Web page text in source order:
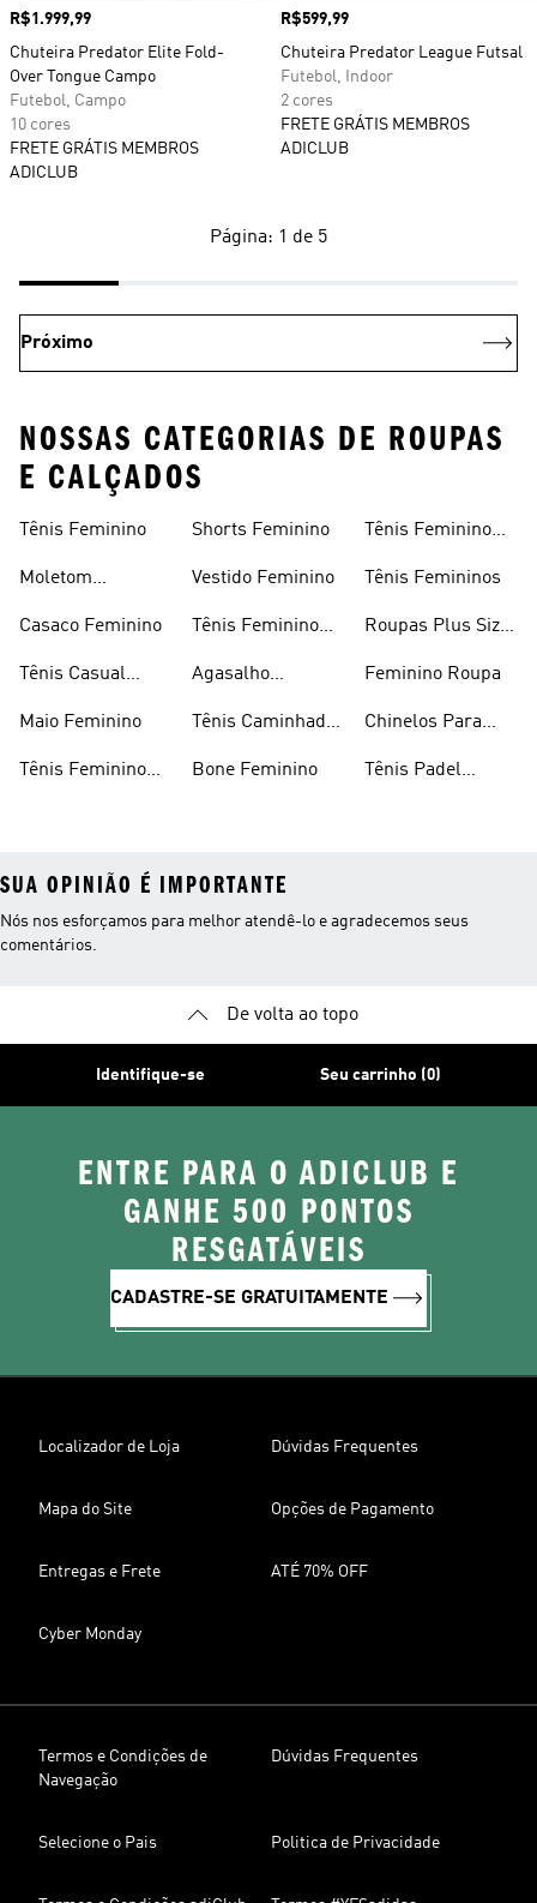
Preço
R$1.999,99
Chuteira Predator Elite Fold-
Over Tongue Campo
Futebol, Campo
10 cores
FRETE GRÁTIS MEMBROS
ADICLUB
Preço
R$599,99
Chuteira Predator League Futsal
Futebol, Indoor
2 cores
FRETE GRÁTIS MEMBROS
ADICLUB
Página: 1 de 5
Próximo
NOSSAS CATEGORIAS DE ROUPAS
E CALÇADOS
Tênis Feminino
Moletom
Casaco Feminino
Tênis Casual
Maio Feminino
Tênis Feminino
Shorts Feminino
Vestido Feminino
Tênis Feminino
Agasalho
Tênis Caminhada
Bone Feminino
Tênis Feminino
Tênis Femininos
Roupas Plus Size
Feminino Roupa
Chinelos Para
Tênis Padel
SUA OPINIÃO É IMPORTANTE
Nós nos esforçamos para melhor atendê-lo e agradecemos seus
comentários.
De volta ao topo
Identifique-se Seu carrinho (0)
ENTRE PARA O ADICLUB E
GANHE 500 PONTOS
RESGATÁVEIS
CADASTRE-SE GRATUITAMENTE
Localizador de Loja Dúvidas Frequentes
Mapa do Site Opções de Pagamento
Entregas e Frete ATÉ 70% OFF
Cyber Monday
Termos e Condições de
Navegação
Dúvidas Frequentes
Selecione o Pais Politica de Privacidade